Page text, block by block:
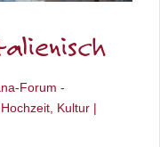
Forum -
Hochzeit
Kultur |